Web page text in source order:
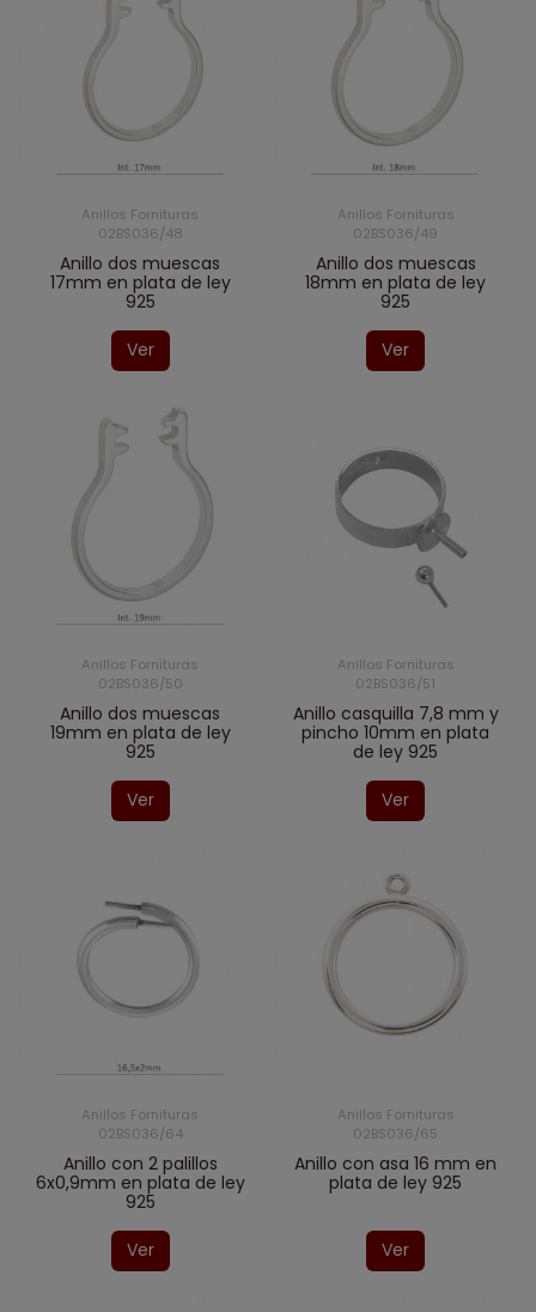
Anillos Fornituras
02BS036/48
Anillo dos muescas
17mm en plata de ley
925
Ver
Anillos Fornituras
02BS036/49
Anillo dos muescas
18mm en plata de ley
925
Ver
Anillos Fornituras
02BS036/50
Anillo dos muescas
19mm en plata de ley
925
Ver
Anillos Fornituras
02BS036/51
Anillo casquilla 7,8 mm y
pincho 10mm en plata
de ley 925
Ver
Anillos Fornituras
02BS036/64
Anillo con 2 palillos
6x0,9mm en plata de ley
925
Ver
Anillos Fornituras
02BS036/65
Anillo con asa 16 mm en
plata de ley 925
Ver